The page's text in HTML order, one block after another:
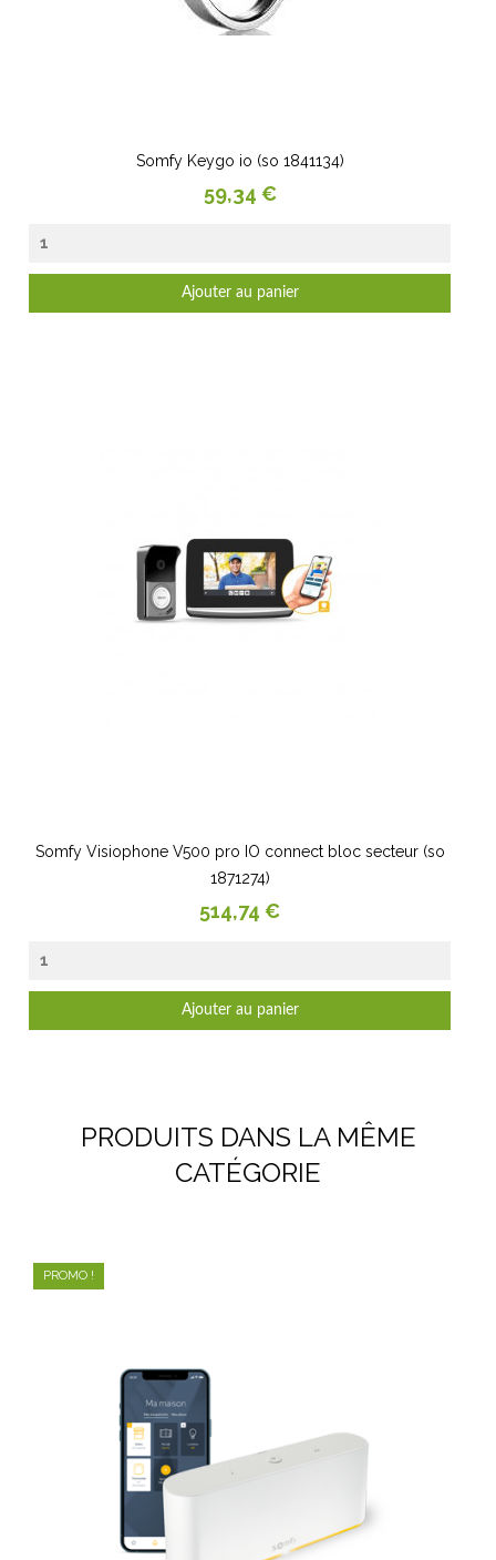
Somfy Keygo io (so 1841134)
Prix
59,34 €
Ajouter au panier
Somfy Visiophone V500 pro IO connect bloc secteur (so
1871274)
Prix
514,74 €
Ajouter au panier
PRODUITS DANS LA MÊME
CATÉGORIE
PROMO !